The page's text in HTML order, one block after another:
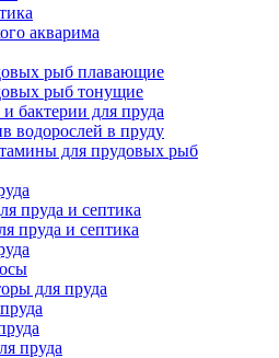
акварима
рыб плавающие
рыб тонущие
бактерии для пруда
водорослей в пруду
для прудовых рыб
пруда и септика
пруда и септика
для пруда
пруда